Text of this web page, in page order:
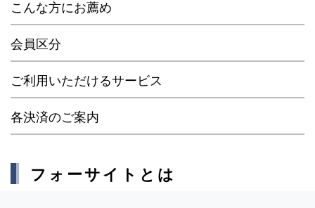
こんな方にお薦め
会員区分
ご利用いただけるサービス
各決済のご案内
フォーサイトとは